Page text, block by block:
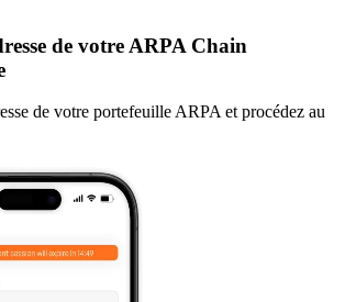
de votre ARPA Chain
de votre portefeuille ARPA et procédez au